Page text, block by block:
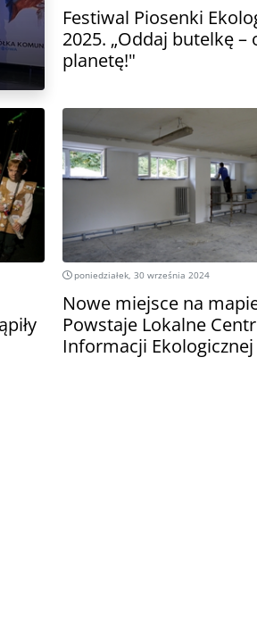
Festiwal Piosenki
2025. „Oddaj butelkę –
planetę!"
poniedziałek, 30 września 2024
Nowe miejsce na
Powstaje Lokalne
Informacji Ekologicznej